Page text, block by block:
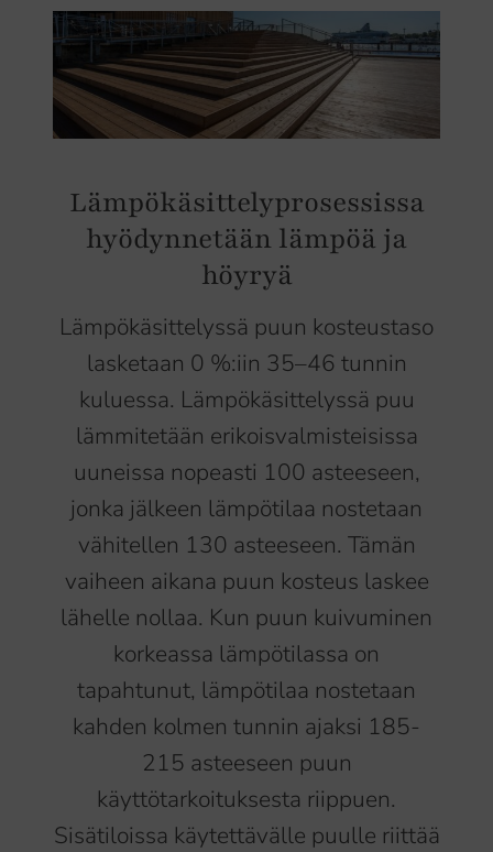
Lämpökäsittelyprosessissa
hyödynnetään lämpöä ja
höyryä
Lämpökäsittelyssä puun kosteustaso
lasketaan 0 %:iin 35–46 tunnin
kuluessa. Lämpökäsittelyssä puu
lämmitetään erikoisvalmisteisissa
uuneissa nopeasti 100 asteeseen,
jonka jälkeen lämpötilaa nostetaan
vähitellen 130 asteeseen. Tämän
vaiheen aikana puun kosteus laskee
lähelle nollaa. Kun puun kuivuminen
korkeassa lämpötilassa on
tapahtunut, lämpötilaa nostetaan
kahden kolmen tunnin ajaksi 185-
215 asteeseen puun
käyttötarkoituksesta riippuen.
Sisätiloissa käytettävälle puulle riittää